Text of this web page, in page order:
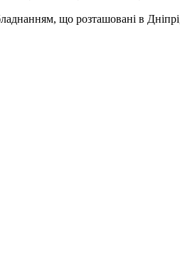
що розташовані в